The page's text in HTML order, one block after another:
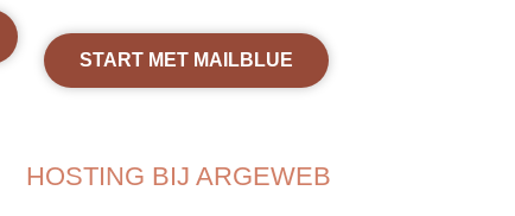
START MET MAILBLUE
HOSTING BIJ ARGEWEB